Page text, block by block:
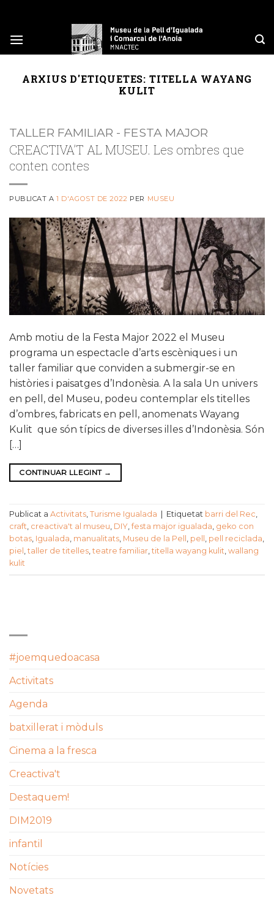
content
ARXIUS D'ETIQUETES: TITELLA WAYANG
KULIT
TALLER FAMILIAR - FESTA MAJOR
CREACTIVA’T AL MUSEU. Les ombres que
conten contes
PUBLICAT A1 D'AGOST DE 2022 PER MUSEU
Amb motiu de la Festa Major 2022 el Museu
programa un espectacle d’arts escèniques i un
taller familiar que conviden a submergir-se en
històries i paisatges d’Indonèsia. A la sala Un univers
en pell, del Museu, podeu contemplar els titelles
d’ombres, fabricats en pell, anomenats Wayang
Kulit que són típics de diverses illes d’Indonèsia. Són
[…]
CONTINUAR LLEGINT →
Publicat a Activitats, Turisme Igualada Etiquetat barri del Rec,
craft, creactiva't al museu, DIY, festa major igualada, geko con
botas, Igualada, manualitats, Museu de la Pell , pell , pell reciclada,
piel , taller de titelles, teatre familiar, titella wayang kulit, wallang
kulit
#joemquedoacasa
Activitats
Agenda
batxillerat i mòduls
Cinema a la fresca
Creactiva't
Destaquem!
DIM2019
infantil
Notícies
Novetats